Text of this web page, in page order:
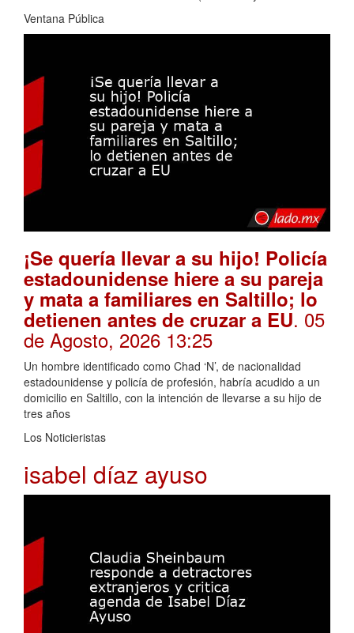
Ventana Pública
¡Se quería llevar a su hijo! Policía
estadounidense hiere a su pareja
y mata a familiares en Saltillo; lo
detienen antes de cruzar a EU. 05
de Agosto, 2026 13:25
Un hombre identificado como Chad ‘N’, de nacionalidad
estadounidense y policía de profesión, habría acudido a un
domicilio en Saltillo, con la intención de llevarse a su hijo de
tres años
Los Noticieristas
isabel díaz ayuso